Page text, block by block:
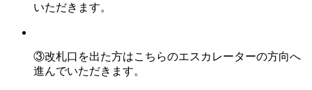
いただきます。
③改札口を出た方はこちらのエスカレーターの方向へ
進んでいただきます。